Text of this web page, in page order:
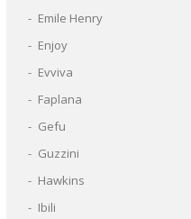
Emile Henry
Enjoy
Evviva
Faplana
Gefu
Guzzini
Hawkins
Ibili